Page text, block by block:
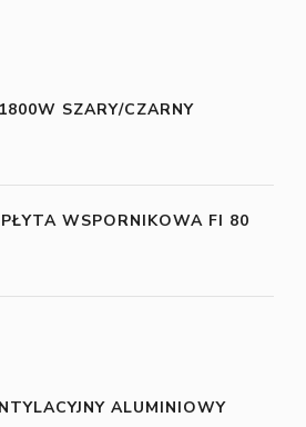
SZARY/CZARNY
WSPORNIKOWA FI 80
ALUMINIOWY